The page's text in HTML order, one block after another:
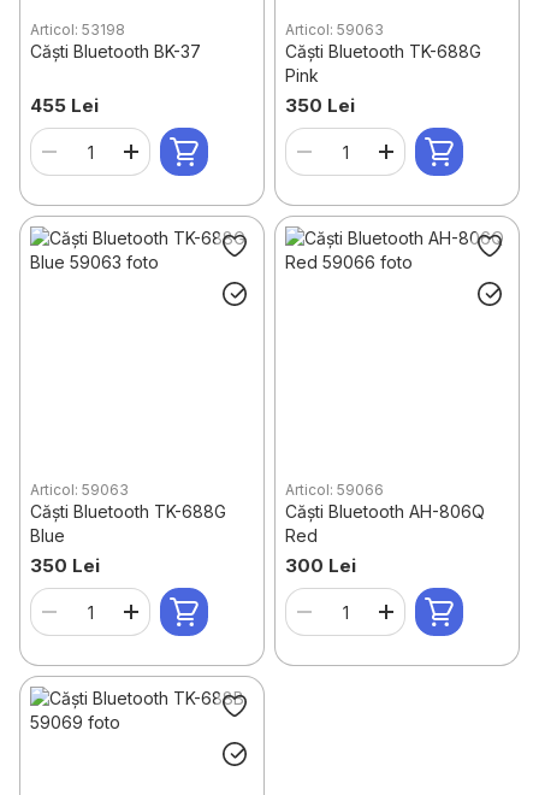
Articol: 53198
Căști Bluetooth BK-37
455 Lei
Articol: 59063
Căști Bluetooth TK-688G
Pink
350 Lei
Articol: 59063
Căști Bluetooth TK-688G
Blue
350 Lei
Articol: 59066
Căști Bluetooth AH-806Q
Red
300 Lei